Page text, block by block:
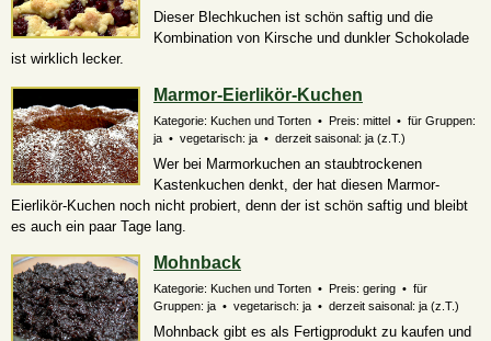
Dieser Blechkuchen ist schön saftig und die
Kombination von Kirsche und dunkler Schokolade
ist wirklich lecker.
Marmor-Eierlikör-Kuchen
Kategorie: Kuchen und Torten • Preis: mittel • für Gruppen:
ja • vegetarisch: ja • derzeit saisonal: ja (z.T.)
Wer bei Marmorkuchen an staubtrockenen
Kastenkuchen denkt, der hat diesen Marmor-
Eierlikör-Kuchen noch nicht probiert, denn der ist schön saftig und bleibt
es auch ein paar Tage lang.
Mohnback
Kategorie: Kuchen und Torten • Preis: gering • für
Gruppen: ja • vegetarisch: ja • derzeit saisonal: ja (z.T.)
Mohnback gibt es als Fertigprodukt zu kaufen und